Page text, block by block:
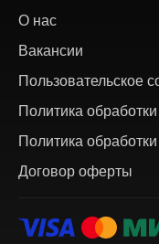
О нас
Вакансии
Пользовательское
Политика
Политика
Договор оферты